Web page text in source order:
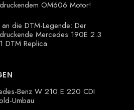
OM606 Motor!
an die DTM-Legende: Der
Mercedes 190E 2.3
DTM Replica
Benz W 210 E 220 CDI
Umbau